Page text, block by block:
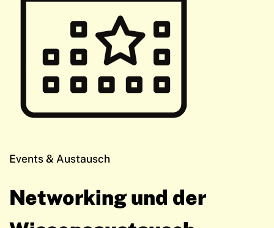
Events & Austausch
Networking und der